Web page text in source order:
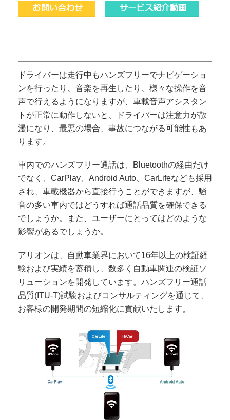
お問い合わせ サービス紹介動画
ドライバーは走行中もハンズフリーでナビゲーショ
ンを行ったり、音楽を再生したり、様々な操作を音
声で行えるようになりますが、車載音声アシスタン
トが正常に動作しないと、ドライバーは注意力が散
漫になり、最悪の場合、事故につながる可能性もあ
ります。
車内でのハンズフリー通話は、Bluetoothの経由だけ
でなく、CarPlay、Android Auto、CarLifeなども採用
され、車載機器から直接行うことができますが、騒
音の多い車内ではどうすれば通話品質を確保できる
でしょうか。また、ユーザーにとってはどのような
影響があるでしょうか。
アリオンは、自動車業界において16年以上の検証経
験および実績を蓄積し、数多く自動車関連の検証ソ
リューションを開発しています。ハンズフリー通話
品質(ITU-T)試験およびコンサルティングを通じて、
お客様の開発期間の短縮化に貢献いたします。